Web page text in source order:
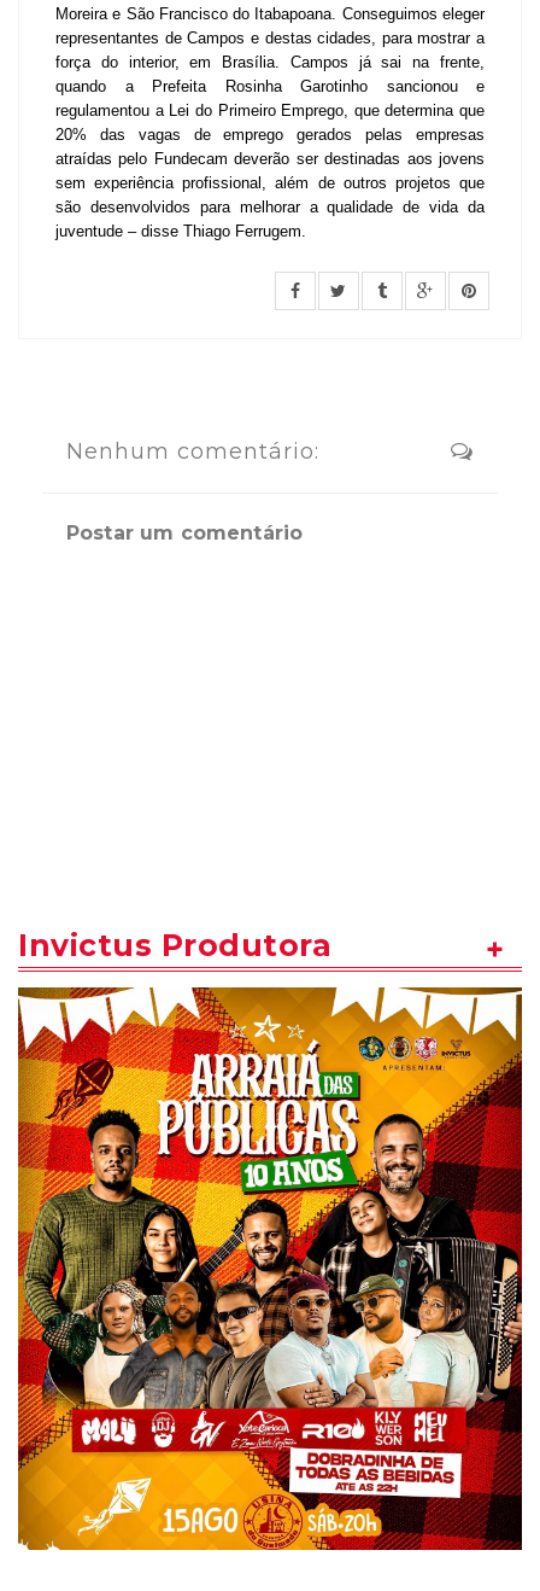
Moreira e São Francisco do Itabapoana. Conseguimos eleger
representantes de Campos e destas cidades, para mostrar a
força do interior, em Brasília. Campos já sai na frente,
quando a Prefeita Rosinha Garotinho sancionou e
regulamentou a Lei do Primeiro Emprego, que determina que
20% das vagas de emprego gerados pelas empresas
atraídas pelo Fundecam deverão ser destinadas aos jovens
sem experiência profissional, além de outros projetos que
são desenvolvidos para melhorar a qualidade de vida da
juventude – disse Thiago Ferrugem.
Nenhum comentário:
Postar um comentário
Invictus Produtora